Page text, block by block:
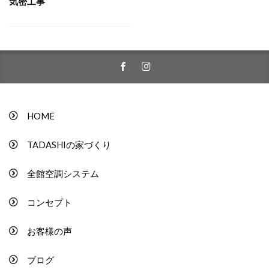
HOME
TADASHIの家づくり
全館空調システム
コンセプト
お客様の声
ブログ